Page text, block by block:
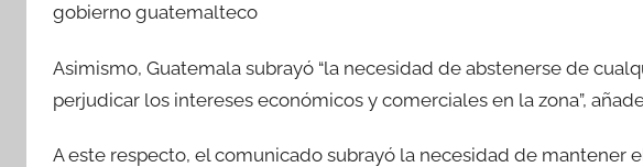
gobierno guatemalteco
Asimismo, Guatemala subrayó “la necesidad de abstenerse de
perjudicar los intereses económicos y comerciales en la zona”,
A este respecto, el comunicado subrayó la necesidad de mantener